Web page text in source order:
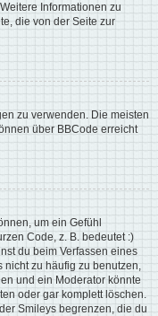
Informationen zu
die von der Seite zur
zu verwenden. Die meisten
über BBCode erreicht
um ein Gefühl
Code, z. B. bedeutet :)
du beim Verfassen eines
nicht zu häufig zu benutzen,
und ein Moderator könnte
oder gar komplett löschen.
Smileys begrenzen, die du